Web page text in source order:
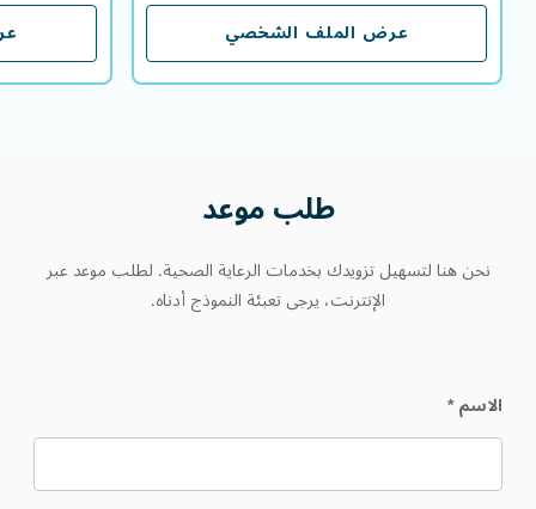
عرض الملف الشخصي
عرض الملف الشخصي
طلب موعد
نحن هنا لتسهيل تزويدك بخدمات الرعاية الصحية. لطلب موعد عبر
الإنترنت، يرجى تعبئة النموذج أدناه.
الاسم*